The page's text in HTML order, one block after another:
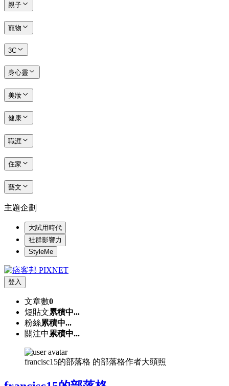
親子
寵物
3C
身心靈
美妝
健康
職涯
住家
藝文
主題企劃
大試用時代
社群影響力
StyleMe
登入
文章數0
短貼文累積中...
粉絲累積中...
關注中 累積中...
francisc15的部落格 的部落格作者大頭照